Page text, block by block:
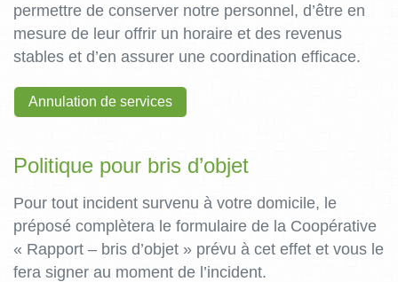
permettre de conserver notre personnel, d’être en
mesure de leur offrir un horaire et des revenus
stables et d’en assurer une coordination efficace.
Annulation de services
Politique pour bris d’objet
Pour tout incident survenu à votre domicile, le
préposé complètera le formulaire de la Coopérative
« Rapport – bris d’objet » prévu à cet effet et vous le
fera signer au moment de l’incident.